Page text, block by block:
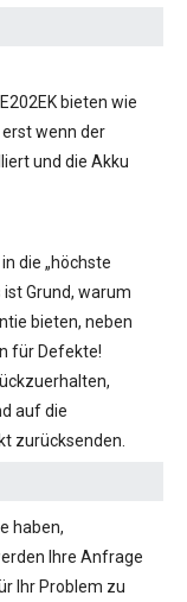
bieten wie
erst wenn der
und die Akku
die „höchste
Grund, warum
bieten, neben
für Defekte!
auf die
zurücksenden.
haben,
Ihre Anfrage
Ihr Problem zu